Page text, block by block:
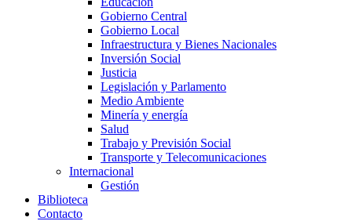
Gobierno Central
Gobierno Local
Infraestructura y Bienes Nacionales
Inversión Social
Justicia
Legislación y Parlamento
Medio Ambiente
Minería y energía
Salud
Trabajo y Previsión Social
Transporte y Telecomunicaciones
Internacional
Gestión
Biblioteca
Contacto